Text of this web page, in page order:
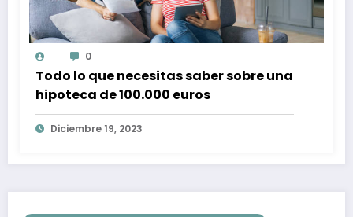
0
Todo lo que necesitas saber sobre una
hipoteca de 100.000 euros
Diciembre 19, 2023